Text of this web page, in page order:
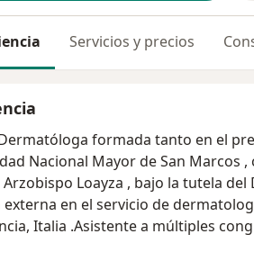
Servicios y precios
formada tanto en el
Nacional Mayor de San Marcos
Loayza , bajo la tutela del
en el servicio de
congresos nacionales e internacionales.
al Círculo Dermatológico del Perú (